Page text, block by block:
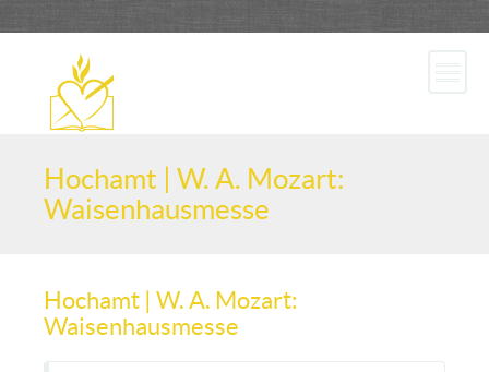
Hochamt | W. A. Mozart:
Waisenhausmesse
Hochamt | W. A. Mozart:
Waisenhausmesse